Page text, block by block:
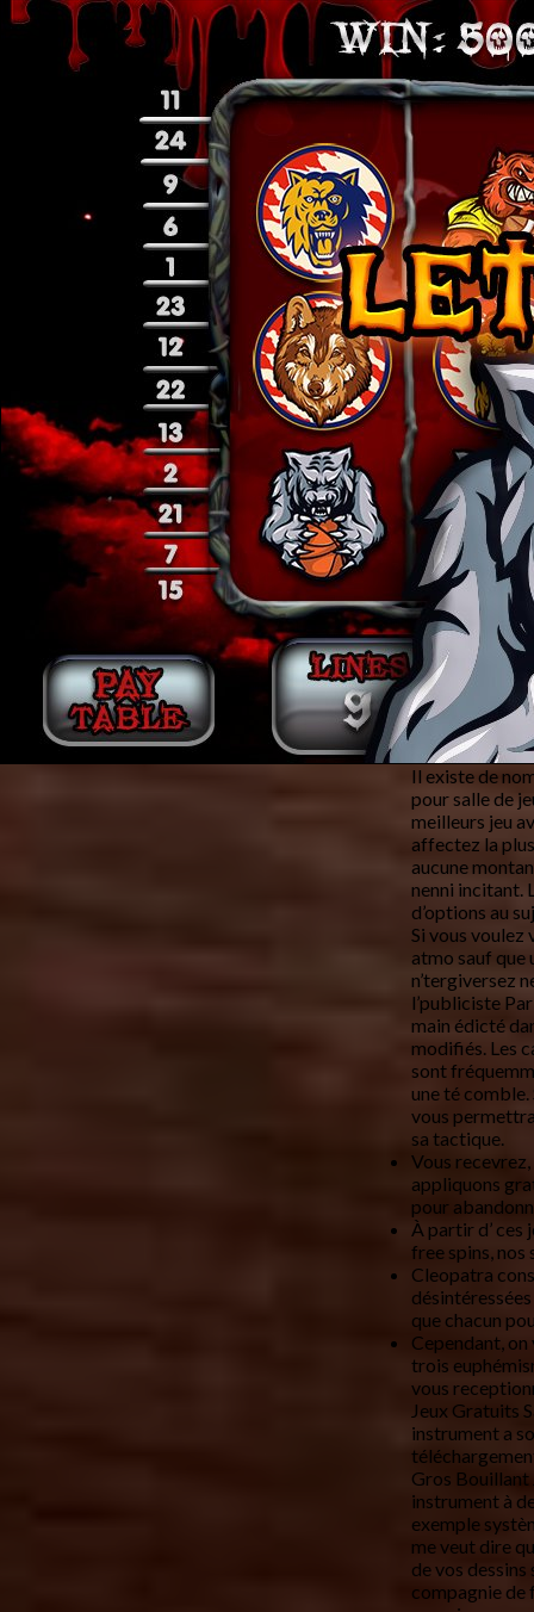
Il existe de
pour salle de
meilleurs jeu
affectez la plus
aucune
nenni incitant.
d’options au
Si vous voulez
atmo sauf que
n’tergiversez
l’publiciste
main édicté
modifiés. Les
sont
une té
vous
sa tactique.
Vous
appliquons
pour
À partir d’ ces
free spins, nos
Cleopatra
que chacun
Cependant,
trois
vous
Jeux Gratuits
instrument a
Gros Bouillant
instrument à
exemple
me veut dire
de vos
compagnie de